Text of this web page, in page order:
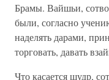
Брамы. Вайшьи,
были, согласно
наделять дарами,
торговать, давать
Что касается шудр,